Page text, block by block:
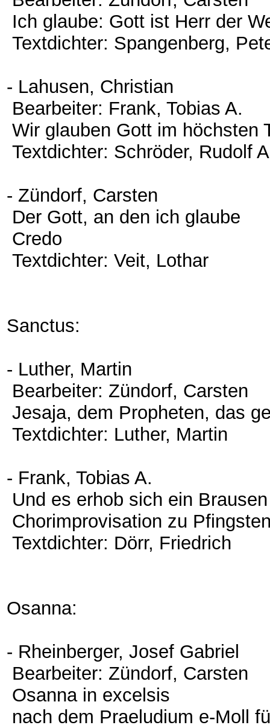
Ich glaube: Gott ist Herr der
Textdichter: Spangenberg,
- Lahusen, Christian
Bearbeiter: Frank, Tobias A.
Wir glauben Gott im höchsten
Textdichter: Schröder, Rudolf
- Zündorf, Carsten
Der Gott, an den ich glaube
Credo
Textdichter: Veit, Lothar
Sanctus:
- Luther, Martin
Bearbeiter: Zündorf, Carsten
Jesaja, dem Propheten, das
Textdichter: Luther, Martin
- Frank, Tobias A.
Und es erhob sich ein
Chorimprovisation zu
Textdichter: Dörr, Friedrich
Osanna:
- Rheinberger, Josef Gabriel
Bearbeiter: Zündorf, Carsten
Osanna in excelsis
nach dem Praeludium e-Moll